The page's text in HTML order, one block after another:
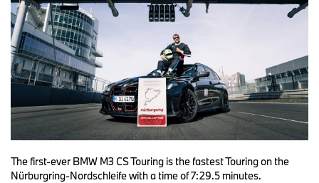
The first-ever BMW M3 CS Touring is the fastest Touring on the
Nürburgring-Nordschleife with a time of 7:29.5 minutes.